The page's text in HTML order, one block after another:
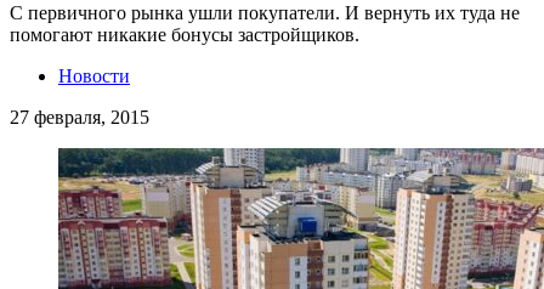
С первичного рынка ушли покупатели. И вернуть их туда не
помогают никакие бонусы застройщиков.
Новости
27 февраля, 2015